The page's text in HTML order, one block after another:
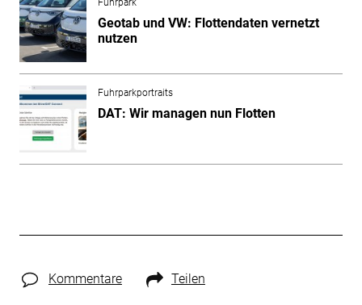
Fuhrpark
Geotab und VW: Flottendaten vernetzt
nutzen
Fuhrparkportraits
DAT: Wir managen nun Flotten
Kommentare Teilen